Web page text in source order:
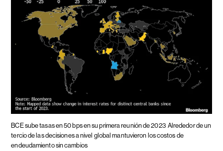
BCE sube tasas en 50 bps en su primera reunión de 2023 Alrededor de un
tercio de las decisiones a nivel global mantuvieron los costos de
endeudamiento sin cambios